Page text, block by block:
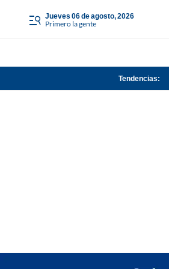
jueves 06 de agosto, 2026
Primero la gente
Tendencias: